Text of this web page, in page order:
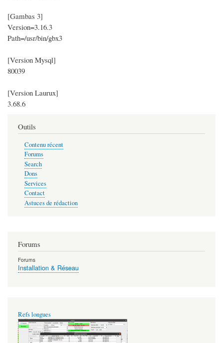
[Gambas 3]
Version=3.16.3
Path=/usr/bin/gbx3
[Version Mysql]
80039
[Version Laurux]
3.68.6
Outils
Contenu récent
Forums
Search
Dons
Services
Contact
Astuces de rédaction
Forums
Forums
Installation & Réseau
Refs longues